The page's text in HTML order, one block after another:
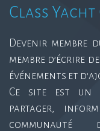
Class Yacht
Devenir
membre d’écrire
événements et
Ce site est un
partager,
communauté